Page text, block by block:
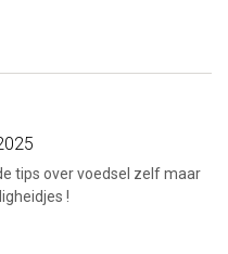
tips over voedsel zelf maar
!